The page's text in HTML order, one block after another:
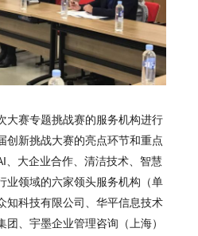
大赛专题挑战赛的服务机构进行
创新挑战大赛的亮点环节和重点
、大企业合作、清洁技术、智慧
业领域的六家领头服务机构（单
知科技有限公司、华平信息技术
团、宇墨企业管理咨询（上海）